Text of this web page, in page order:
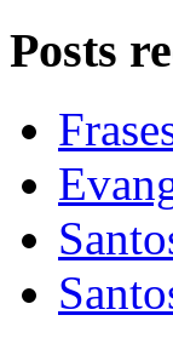
Posts